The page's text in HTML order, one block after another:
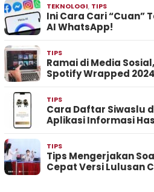
TEKNOLOGI, TIPS
Ini Cara Cari “Cuan”
AI WhatsApp!
TIPS
Ramai di Media
Spotify Wrapped 2024
TIPS
Cara Daftar Siwaslu
Aplikasi Informasi
TIPS
Tips Mengerjakan
Cepat Versi Lulusan